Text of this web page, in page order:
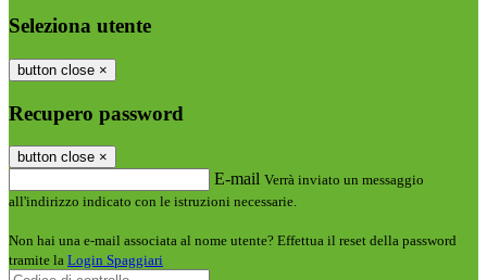
Seleziona utente
button close ×
Recupero password
button close ×
E-mail Verrà inviato un messaggio
all'indirizzo indicato con le istruzioni necessarie.
Non hai una e-mail associata al nome utente? Effettua il reset della password
tramite la Login Spaggiari